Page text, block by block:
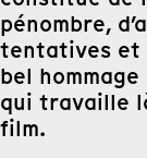
pénombre,
tentatives et
bel
qui travaille
film.